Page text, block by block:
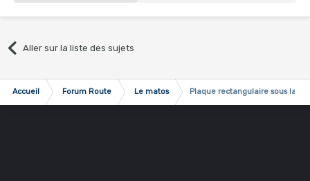
Aller sur la liste des sujets
Accueil Forum Route Le matos Plaque rectangulaire sous la